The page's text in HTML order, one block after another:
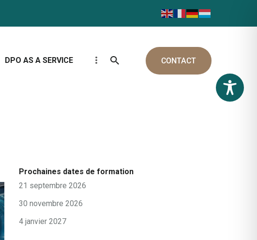
DPO AS A SERVICE CONTACT
Prochaines dates de formation
21 septembre 2026
30 novembre 2026
4 janvier 2027